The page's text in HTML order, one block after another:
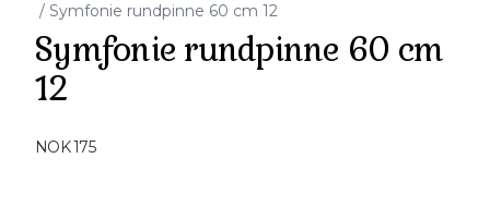
/ Symfonie rundpinne 60 cm 12
Symfonie rundpinne 60 cm
12
NOK 175